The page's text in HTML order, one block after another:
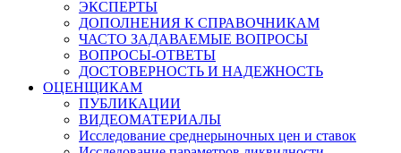
ЭКСПЕРТЫ
ДОПОЛНЕНИЯ К СПРАВОЧНИКАМ
ЧАСТО ЗАДАВАЕМЫЕ ВОПРОСЫ
ВОПРОСЫ-ОТВЕТЫ
ДОСТОВЕРНОСТЬ И НАДЕЖНОСТЬ
ОЦЕНЩИКАМ
ПУБЛИКАЦИИ
ВИДЕОМАТЕРИАЛЫ
Исследование среднерыночных цен и ставок